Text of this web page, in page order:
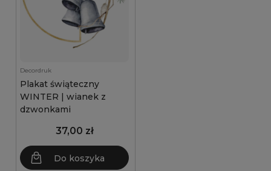
Decordruk
Plakat świąteczny
WINTER | wianek z
dzwonkami
37,00 zł
Do koszyka